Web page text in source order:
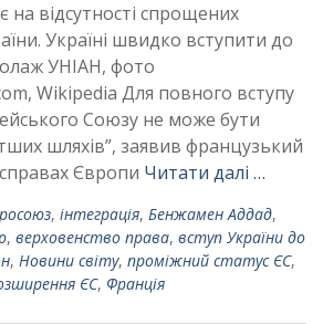
на відсутності спрощених
Україні швидко вступити до
УНІАН, фото
Wikipedia Для повного вступу
Союзу не може бути
шляхів”, заявив французький
Європи Читати далі …
, інтеграція, Бенжамен Аддад,
, верховенство права, вступ України до
, Новини світу, проміжний статус ЄС,
ЄС, Франція